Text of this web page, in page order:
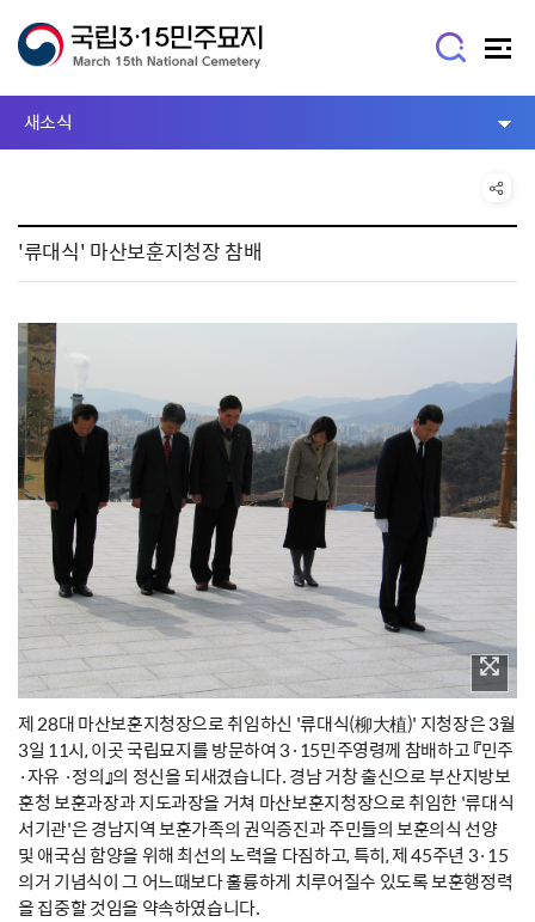
새소식
'류대식' 마산보훈지청장 참배
제 28대 마산보훈지청장으로 취임하신 '류대식(柳大植)' 지청장은 3월
3일 11시, 이곳 국립묘지를 방문하여 3·15민주영령께 참배하고 『민주
·자유 ·정의』의 정신을 되새겼습니다. 경남 거창 출신으로 부산지방보
훈청 보훈과장과 지도과장을 거쳐 마산보훈지청장으로 취임한 '류대식
서기관'은 경남지역 보훈가족의 권익증진과 주민들의 보훈의식 선양
및 애국심 함양을 위해 최선의 노력을 다짐하고, 특히, 제 45주년 3·15
의거 기념식이 그 어느때보다 훌륭하게 치루어질수 있도록 보훈행정력
을 집중할 것임을 약속하였습니다.